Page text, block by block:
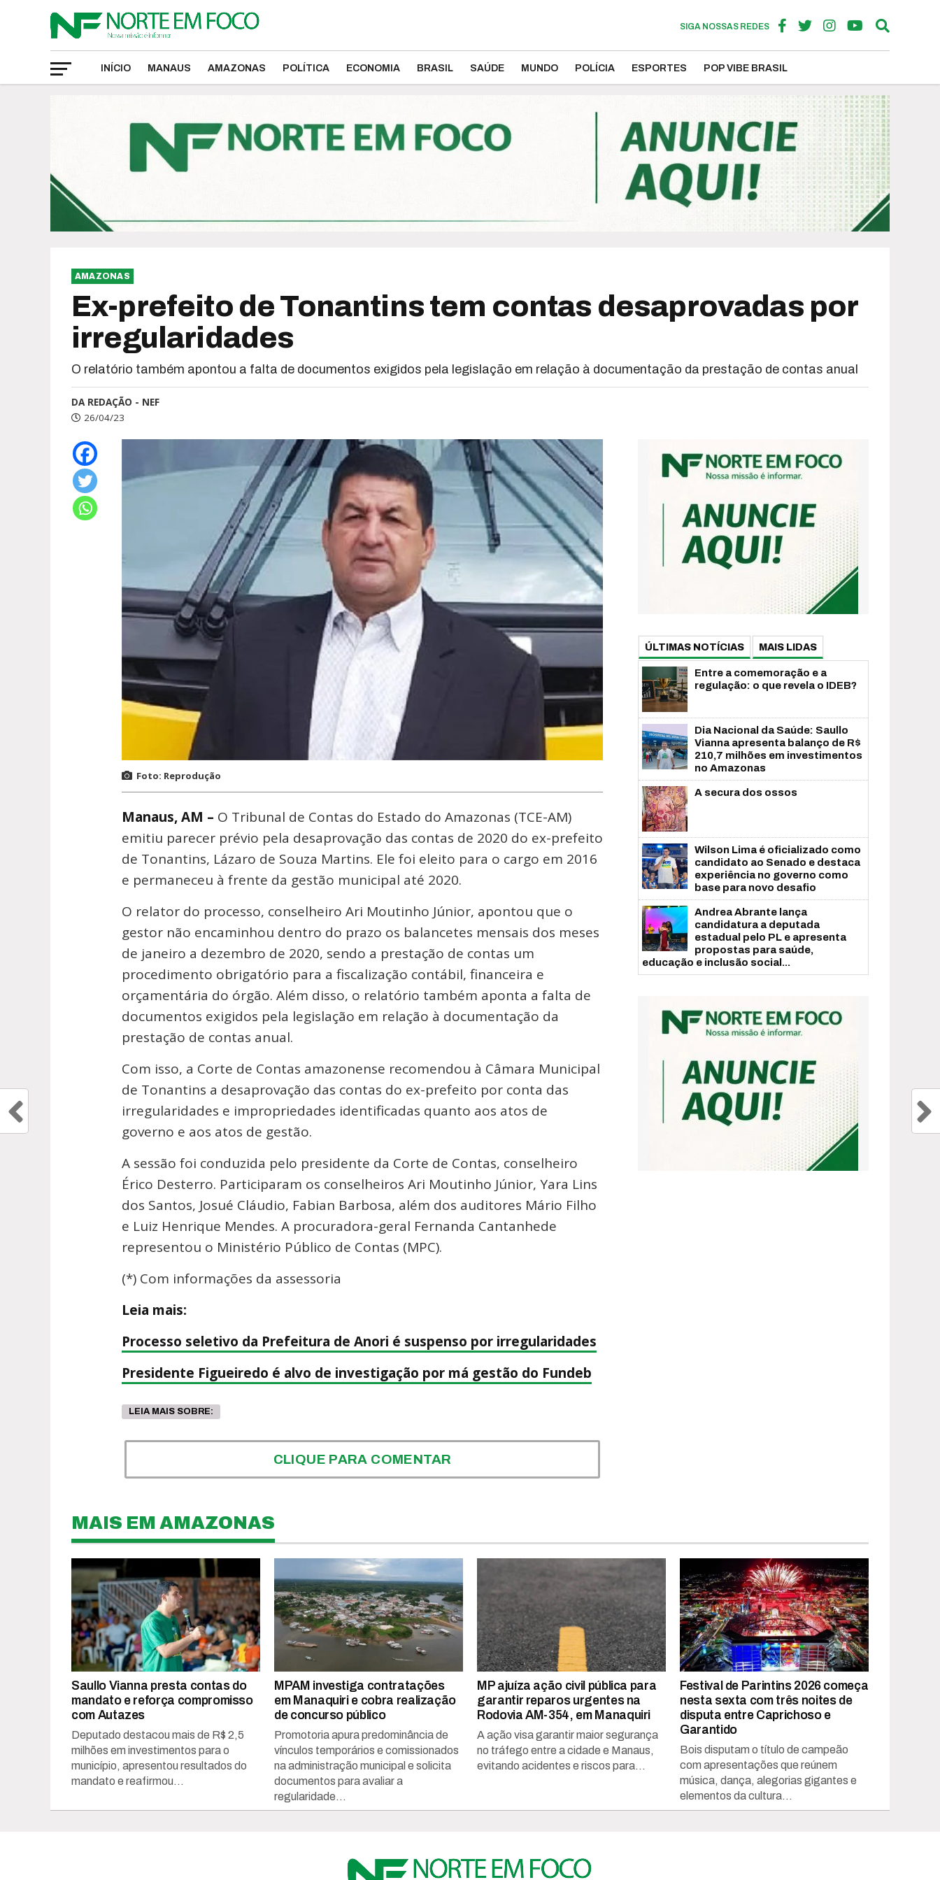
SIGA NOSSAS REDES
INÍCIO MANAUS AMAZONAS POLÍTICA ECONOMIA BRASIL SAÚDE MUNDO POLÍCIA ESPORTES POP VIBE BRASIL
AMAZONAS
Ex-prefeito de Tonantins tem contas desaprovadas por
irregularidades
O relatório também apontou a falta de documentos exigidos pela legislação em relação à documentação da prestação de contas anual
DA REDAÇÃO - NEF
26/04/23
Foto: Reprodução
Manaus, AM – O Tribunal de Contas do Estado do Amazonas (TCE-AM)
emitiu parecer prévio pela desaprovação das contas de 2020 do ex-prefeito
de Tonantins, Lázaro de Souza Martins. Ele foi eleito para o cargo em 2016
e permaneceu à frente da gestão municipal até 2020.
O relator do processo, conselheiro Ari Moutinho Júnior, apontou que o
gestor não encaminhou dentro do prazo os balancetes mensais dos meses
de janeiro a dezembro de 2020, sendo a prestação de contas um
procedimento obrigatório para a fiscalização contábil, financeira e
orçamentária do órgão. Além disso, o relatório também aponta a falta de
documentos exigidos pela legislação em relação à documentação da
prestação de contas anual.
Com isso, a Corte de Contas amazonense recomendou à Câmara Municipal
de Tonantins a desaprovação das contas do ex-prefeito por conta das
irregularidades e impropriedades identificadas quanto aos atos de
governo e aos atos de gestão.
A sessão foi conduzida pelo presidente da Corte de Contas, conselheiro
Érico Desterro. Participaram os conselheiros Ari Moutinho Júnior, Yara Lins
dos Santos, Josué Cláudio, Fabian Barbosa, além dos auditores Mário Filho
e Luiz Henrique Mendes. A procuradora-geral Fernanda Cantanhede
representou o Ministério Público de Contas (MPC).
(*) Com informações da assessoria
Leia mais:
Processo seletivo da Prefeitura de Anori é suspenso por irregularidades
Presidente Figueiredo é alvo de investigação por má gestão do Fundeb
LEIA MAIS SOBRE:
CLIQUE PARA COMENTAR
ÚLTIMAS NOTÍCIAS MAIS LIDAS
Entre a comemoração e a
regulação: o que revela o IDEB?
Dia Nacional da Saúde: Saullo
Vianna apresenta balanço de R$
210,7 milhões em investimentos
no Amazonas
A secura dos ossos
Wilson Lima é oficializado como
candidato ao Senado e destaca
experiência no governo como
base para novo desafio
Andrea Abrante lança
candidatura a deputada
estadual pelo PL e apresenta
propostas para saúde,
educação e inclusão social...
MAIS EM AMAZONAS
Saullo Vianna presta contas do
mandato e reforça compromisso
com Autazes
Deputado destacou mais de R$ 2,5
milhões em investimentos para o
município, apresentou resultados do
mandato e reafirmou...
MPAM investiga contratações
em Manaquiri e cobra realização
de concurso público
Promotoria apura predominância de
vínculos temporários e comissionados
na administração municipal e solicita
documentos para avaliar a
regularidade...
MP ajuíza ação civil pública para
garantir reparos urgentes na
Rodovia AM-354, em Manaquiri
A ação visa garantir maior segurança
no tráfego entre a cidade e Manaus,
evitando acidentes e riscos para...
Festival de Parintins 2026 começa
nesta sexta com três noites de
disputa entre Caprichoso e
Garantido
Bois disputam o título de campeão
com apresentações que reúnem
música, dança, alegorias gigantes e
elementos da cultura...